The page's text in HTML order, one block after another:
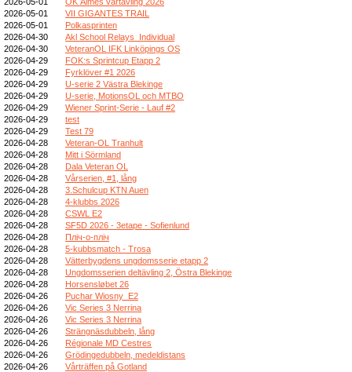
2026-05-01
VII GIGANTES TRAIL
2026-05-01
Polkasprinten
2026-04-30
Akl School Relays_Individual
2026-04-30
VeteranOL IFK Linköpings OS
2026-04-29
FOK:s Sprintcup Etapp 2
2026-04-29
Fyrklöver #1 2026
2026-04-29
U-serie 2 Västra Blekinge
2026-04-29
U-serie, MotionsOL och MTBO
2026-04-29
Wiener Sprint-Serie - Lauf #2
2026-04-29
test
2026-04-29
Test 79
2026-04-28
Veteran-OL Tranhult
2026-04-28
Mitt i Sörmland
2026-04-28
Dala Veteran OL
2026-04-28
Vårserien, #1, lång
2026-04-28
3.Schulcup KTN Auen
2026-04-28
4-klubbs 2026
2026-04-28
CSWL E2
2026-04-28
SF5D 2026 - 3etape - Sofienlund
2026-04-28
Пліч-о-пліч
2026-04-28
5-kubbsmatch - Trosa
2026-04-28
Vätterbygdens ungdomsserie etapp 2
2026-04-28
Ungdomsserien deltävling 2, Östra Blekinge
2026-04-28
Horsensløbet 26
2026-04-26
Puchar Wiosny_E2
2026-04-26
Vic Series 3 Nerrina
2026-04-26
Vic Series 3 Nerrina
2026-04-26
Strängnäsdubbeln, lång
2026-04-26
Régionale MD Cestres
2026-04-26
Grödingedubbeln, medeldistans
2026-04-26
Vårträffen på Gotland